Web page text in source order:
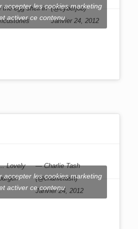
the egg shell in (@cyberjob)
Janvier 24, 2012
accepter les cookies marketing
activer ce contenu
Lovely
— Charlie Tash
(@charlietash)
Janvier 24, 2012
accepter les cookies marketing
activer ce contenu